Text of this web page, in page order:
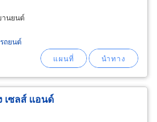
านยนต์
ถยนต์
เซลส์ แอนด์